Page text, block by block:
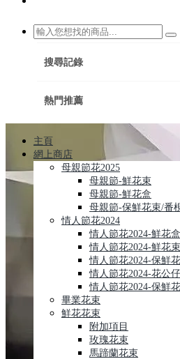
搜尋記錄
熱門推薦
主頁
網上商店
母親節花2025
母親節-鮮花束
母親節-鮮花盒
母親節-保鮮花束/番
情人節花2024
情人節花2024-鮮花盒
情人節花2024-鮮花束
情人節花2024-保鮮
情人節花2024-花公仔
情人節花2024-保鮮
畢業花束
鮮花花束
附加項目
玫瑰花束
馬蹄蘭花束